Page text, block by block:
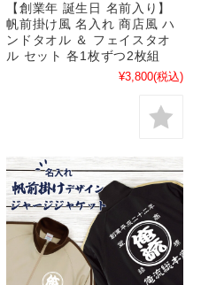
【創業年 誕生日 名前入り】
帆前掛け風 名入れ 商店風 ハ
ンドタオル ＆ フェイスタオ
ル セット 各1枚ずつ2枚組
¥3,800(税込)